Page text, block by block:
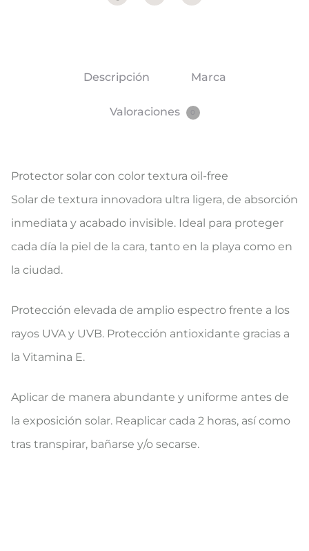
Descripción Marca
Valoraciones
Protector solar con color textura oil-free
​Solar de textura innovadora ultra ligera, de absorción
inmediata y acabado invisible. Ideal para proteger
cada día la piel de la cara, tanto en la playa como en
la ciudad.
Protección elevada de amplio espectro frente a los
rayos UVA y UVB. Protección antioxidante gracias a
la Vitamina E.
​Aplicar de manera abundante y uniforme antes de
la exposición solar. Reaplicar cada 2 horas, así como
tras transpirar, bañarse y/o secarse.